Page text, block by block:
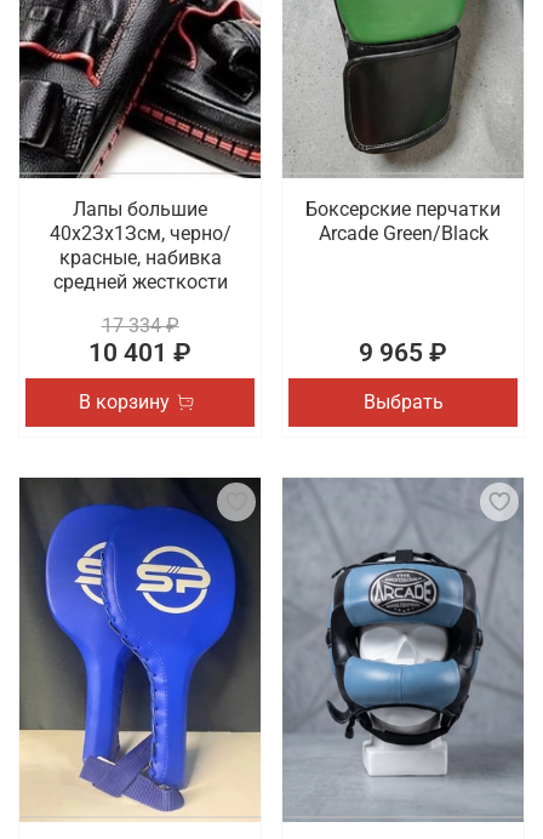
Лапы большие
40х2Зх1Зсм, черно/
красные, набивка
средней жесткости
17 334 ₽
10 401 ₽
В корзину
Боксерские перчатки
Arcade Green/Black
9 965 ₽
Выбрать